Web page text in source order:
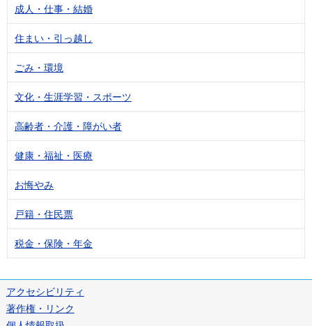
成人・仕事・結婚
住まい・引っ越し
ごみ・環境
文化・生涯学習・スポーツ
高齢者・介護・障がい者
健康・福祉・医療
お悔やみ
戸籍・住民票
税金・保険・年金
アクセシビリティ
著作権・リンク